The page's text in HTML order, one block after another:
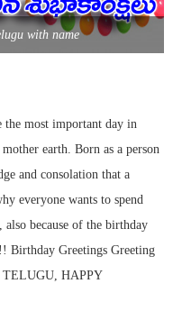
with name
the most important day in
mother earth. Born as a person
and consolation that a
everyone wants to spend
also because of the birthday
Birthday Greetings Greeting
TELUGU, HAPPY